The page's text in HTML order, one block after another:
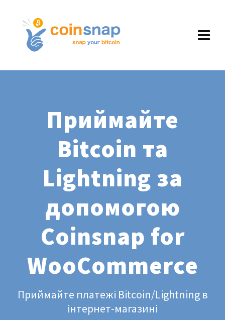
Приймайте
Bitcoin та
Lightning за
допомогою
Coinsnap for
WooCommerce
Приймайте платежі Bitcoin/Lightning в
інтернет-магазині